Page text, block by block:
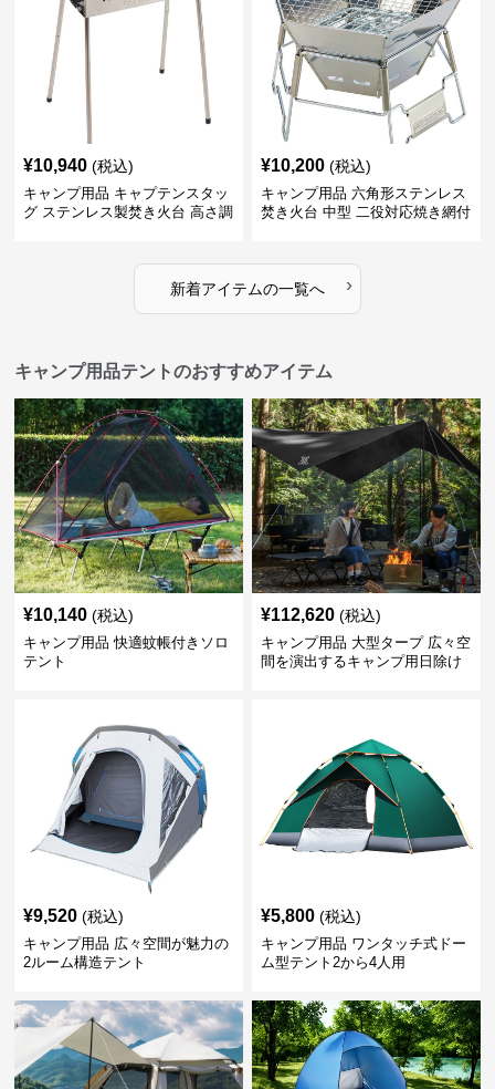
¥10,940 (税込)
キャンプ用品 キャプテンスタッ
グ ステンレス製焚き火台 高さ調
¥10,200 (税込)
キャンプ用品 六角形ステンレス
焚き火台 中型 二役対応焼き網付
新着アイテムの一覧へ ›
キャンプ用品テントのおすすめアイテム
¥10,140 (税込)
キャンプ用品 快適蚊帳付きソロ
テント
¥112,620 (税込)
キャンプ用品 大型タープ 広々空
間を演出するキャンプ用日除け
¥9,520 (税込)
キャンプ用品 広々空間が魅力の
2ルーム構造テント
¥5,800 (税込)
キャンプ用品 ワンタッチ式ドー
ム型テント2から4人用